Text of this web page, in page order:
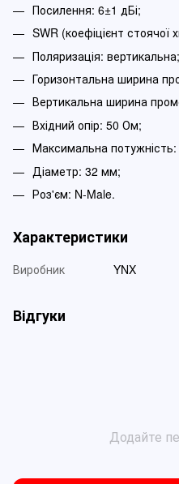
Посилення: 6±1 дБі;
SWR (коефіцієнт стоячої
Поляризація: вертикальна;
Горизонтальна ширина
Вертикальна ширина
Вхідний опір: 50 Ом;
Максимальна
Діаметр: 32 мм;
Роз'єм: N-Male.
Характеристики
Виробник YNX
Відгуки
Додайте